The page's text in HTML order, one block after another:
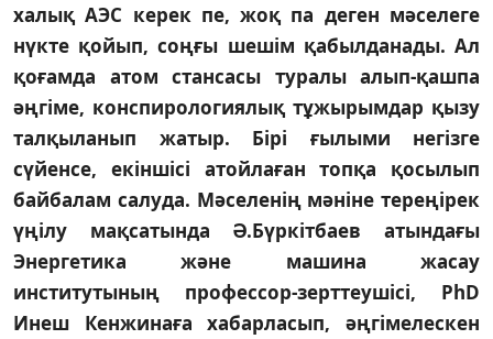
халық АЭС керек пе, жоқ па деген мәселеге
нүкте қойып, соңғы шешім қабылданады. Ал
қоғамда атом стансасы туралы алып-қашпа
әңгіме, конспирологиялық тұжырымдар қызу
талқыланып жатыр. Бірі ғылыми негізге
сүйенсе, екіншісі атойлаған топқа қосылып
байбалам салуда. Мәселенің мәніне тереңірек
үңілу мақсатында Ә.Бүркітбаев атындағы
Энергетика және машина жасау
институтының профессор-зерттеушісі, PhD
Инеш Кенжинаға хабарласып, әңгімелескен